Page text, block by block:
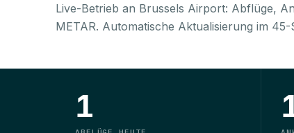
Live-Betrieb an Brussels Airport: Abflüge,
METAR. Automatische Aktualisierung im 45-
1